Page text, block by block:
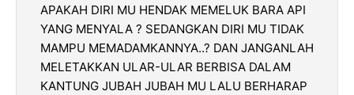
APAKAH DIRI MU HENDAK MEMELUK BARA API
YANG MENYALA ? SEDANGKAN DIRI MU TIDAK
MAMPU MEMADAMKANNYA..? DAN JANGANLAH
MELETAKKAN ULAR-ULAR BERBISA DALAM
KANTUNG JUBAH JUBAH MU LALU BERHARAP